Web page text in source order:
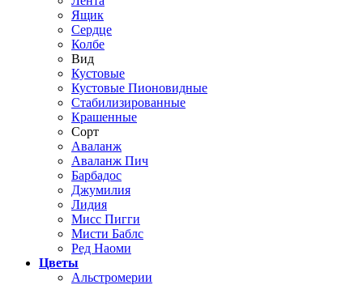
Ящик
Сердце
Колбе
Вид
Кустовые
Кустовые Пионовидные
Стабилизированные
Крашенные
Сорт
Аваланж
Аваланж Пич
Барбадос
Джумилия
Лидия
Мисс Пигги
Мисти Баблс
Ред Наоми
Цветы
Альстромерии